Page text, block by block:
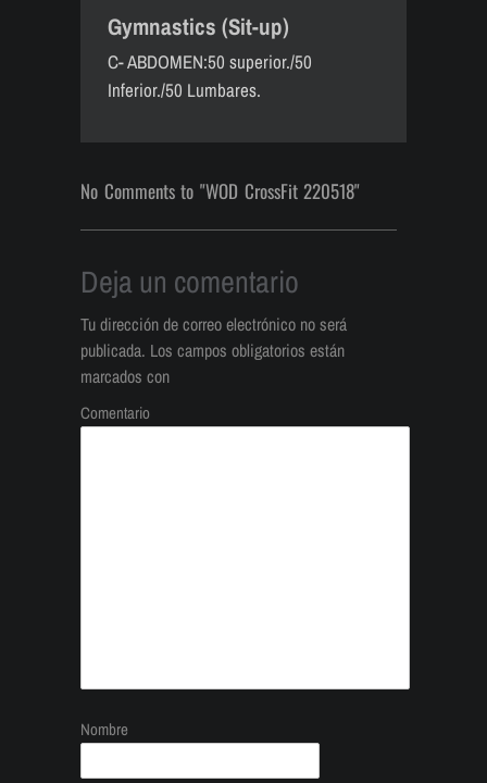
Gymnastics (Sit-up)
C- ABDOMEN:50 superior./50
Inferior./50 Lumbares.
No Comments to "WOD CrossFit 220518"
Deja un comentario
Tu dirección de correo electrónico no será
publicada. Los campos obligatorios están
marcados con
Comentario
Nombre